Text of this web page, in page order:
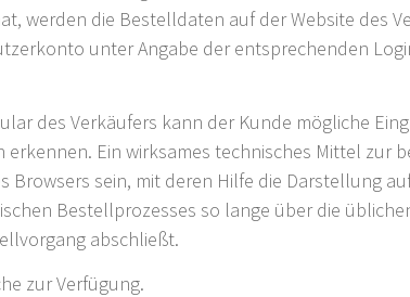
werden die Bestelldaten auf der Website des
unter Angabe der entsprechenden
des Verkäufers kann der Kunde mögliche
Ein wirksames technisches Mittel zur
sein, mit deren Hilfe die Darstellung
Bestellprozesses so lange über die
abschließt.
zur Verfügung.